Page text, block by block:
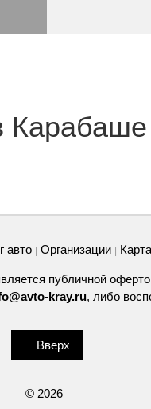
Карабаше
авто Организации
публичной
kray.ru, либо
Вверх
© 2026